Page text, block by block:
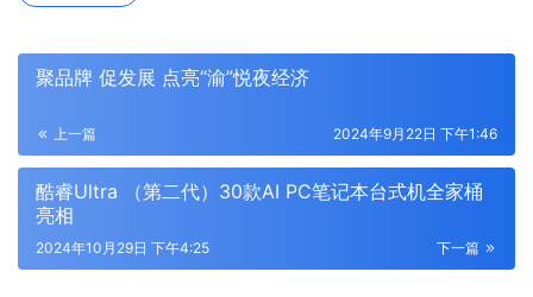
聚品牌 促发展 点亮“渝”悦夜经济
上一篇 2024年9月22日 下午1:46
酷睿Ultra （第二代）30款AI PC笔记本台式机全家桶
亮相
下一篇
2024年10月29日 下午4:25